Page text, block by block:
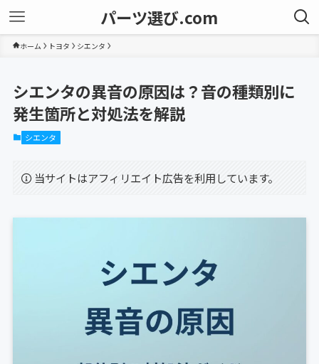
パーツ選び.com
ホーム トヨタ シエンタ
シエンタの異音の原因は？音の種類別に
発生箇所と対処法を解説
シエンタ
当サイトはアフィリエイト広告を利用しています。